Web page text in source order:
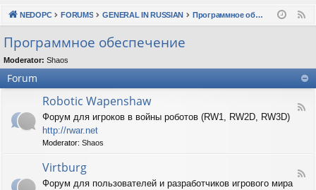
u
s
NEDOPC FORUMS GENERAL IN RUSSIAN Программное обеспечение
Программное обеспечение
Moderator: Shaos
Forum
F
o
Robotic Wapenshaw
Форум для игроков в войны роботов (RW1, RW2D, RW3D)
http://rwar.net
Moderator: Shaos
F
Virtburg
Форум для пользователей и разработчиков игрового мира